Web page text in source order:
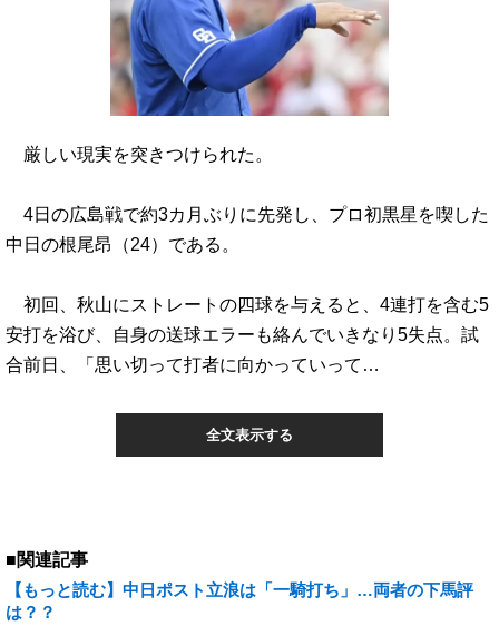
厳しい現実を突きつけられた。
4日の広島戦で約3カ月ぶりに先発し、プロ初黒星を喫した
中日の根尾昂（24）である。
初回、秋山にストレートの四球を与えると、4連打を含む5
安打を浴び、自身の送球エラーも絡んでいきなり5失点。試
合前日、「思い切って打者に向かっていって…
全文表示する
■関連記事
【もっと読む】中日ポスト立浪は「一騎打ち」…両者の下馬評
は？？